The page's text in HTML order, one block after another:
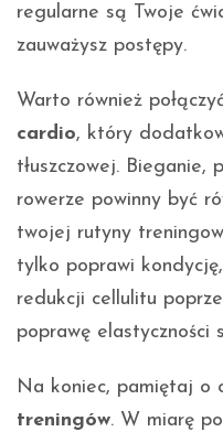
regularne są Twoje
zauważysz postępy.
Warto również
cardio, który
tłuszczowej. Bieganie,
rowerze powinny być
twojej rutyny
tylko poprawi
redukcji cellulitu
poprawę elastyczności
Na koniec, pamiętaj o
treningów. W miarę